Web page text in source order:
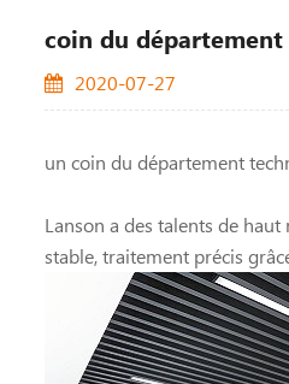
coin du
2020-07-27
un coin du département
Lanson a des talents de
stable, traitement précis